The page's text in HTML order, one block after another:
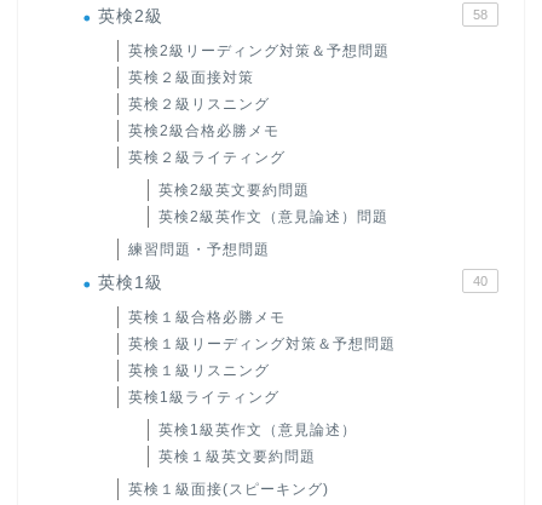
英検2級 58
英検2級リーディング対策＆予想問題
英検２級面接対策
英検２級リスニング
英検2級合格必勝メモ
英検２級ライティング
英検2級英文要約問題
英検2級英作文（意見論述）問題
練習問題・予想問題
英検1級 40
英検１級合格必勝メモ
英検１級リーディング対策＆予想問題
英検１級リスニング
英検1級ライティング
英検1級英作文（意見論述）
英検１級英文要約問題
英検１級面接(スピーキング)